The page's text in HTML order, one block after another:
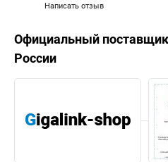
Написать отзыв
Официальный
России